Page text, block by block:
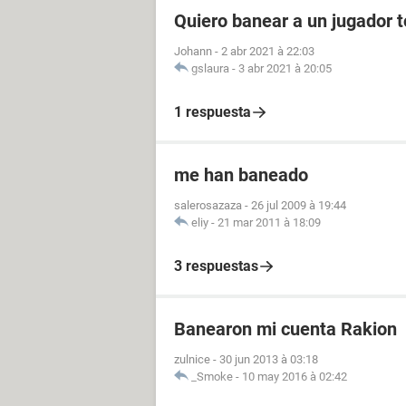
Quiero banear a un jugador
Johann - 2 abr 2021 à 22:03
gslaura - 3 abr 2021 à 20:05
1 respuesta
me han baneado
salerosazaza - 26 jul 2009 à 19:44
eliy - 21 mar 2011 à 18:09
3 respuestas
Banearon mi cuenta Rakion
zulnice - 30 jun 2013 à 03:18
_Smoke - 10 may 2016 à 02:42